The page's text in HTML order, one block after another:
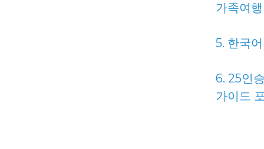
가족여
5. 한국
6. 25인
가이드